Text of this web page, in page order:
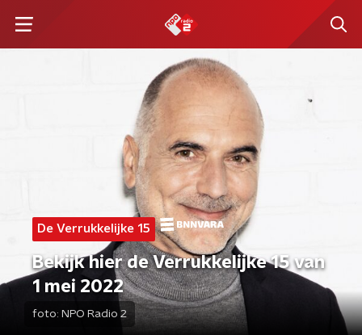
De Verrukkelijke 15
Bekijk hier de Verrukkelijke 15 van
1 mei 2022
foto: NPO Radio 2